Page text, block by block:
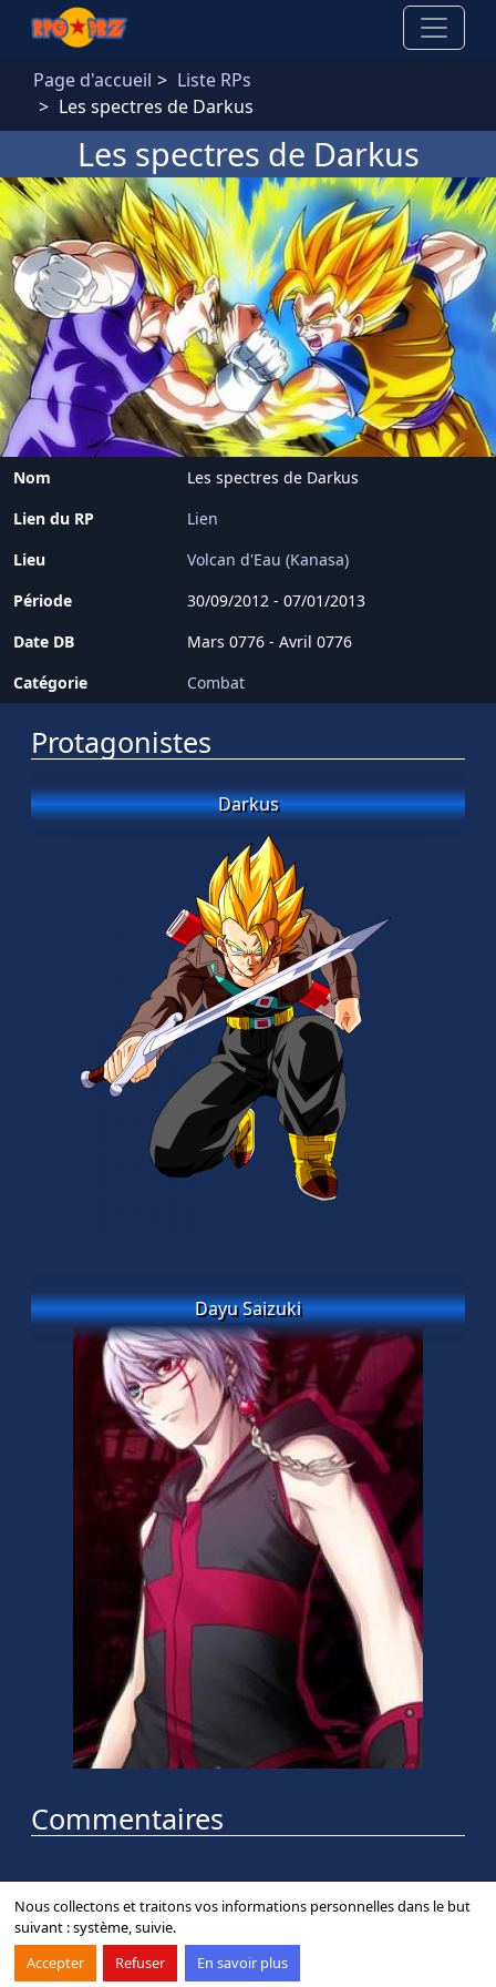
Nous collectons et traitons vos informations personnelles dans le but
suivant :système, suivie.
Accepter
Refuser En savoir plus
Aller au contenu principal
Page d'accueil
Liste RPs
Les spectres de Darkus
Les spectres de Darkus
Nom
Les spectres de Darkus
Lien du RP
Lien
Lieu
Volcan d'Eau (Kanasa)
Période
30/09/2012 - 07/01/2013
Date DB
Mars 0776 - Avril 0776
Catégorie
Combat
Protagonistes
Darkus
Dayu Saizuki
Commentaires
Contact Forum